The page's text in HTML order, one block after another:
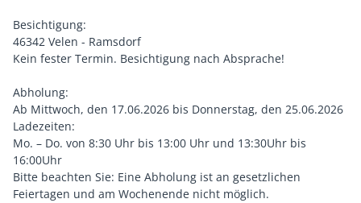
Besichtigung:
46342 Velen - Ramsdorf
Kein fester Termin. Besichtigung nach Absprache!
Abholung:
Ab Mittwoch, den 17.06.2026 bis Donnerstag, den 25.06.2026
Ladezeiten:
Mo. – Do. von 8:30 Uhr bis 13:00 Uhr und 13:30Uhr bis
16:00Uhr
Bitte beachten Sie: Eine Abholung ist an gesetzlichen
Feiertagen und am Wochenende nicht möglich.